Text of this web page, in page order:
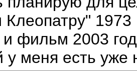
Клеопатру"
фильм 2003
у меня есть уже